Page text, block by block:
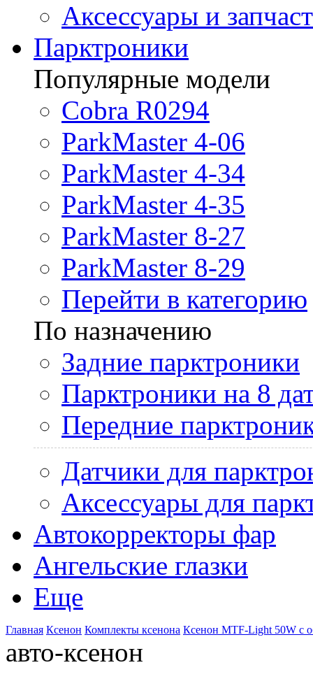
Аксессуары и
Парктроники
Популярные модели
Cobra R0294
ParkMaster 4-06
ParkMaster 4-34
ParkMaster 4-35
ParkMaster 8-27
ParkMaster 8-29
Перейти в категорию
По назначению
Задние парктроники
Парктроники на 8
Передние
Датчики для
Аксессуары для
Автокорректоры фар
Ангельские глазки
Еще
Главная Ксенон Комплекты ксенона Ксенон MTF-Light 50W с
авто-ксенон